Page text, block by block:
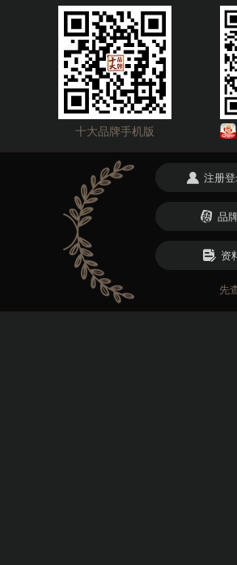
十大品牌手机版
注册
品
资
先